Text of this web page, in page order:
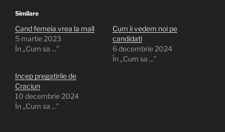
Similare
Cand femeia vrea la mall
5 martie 2023
În „Cum sa ...”
Cum ii vedem noi pe
candidati
6 decembrie 2024
În „Cum sa ...”
Incep pregatirile de
Craciun
10 decembrie 2024
În „Cum sa ...”